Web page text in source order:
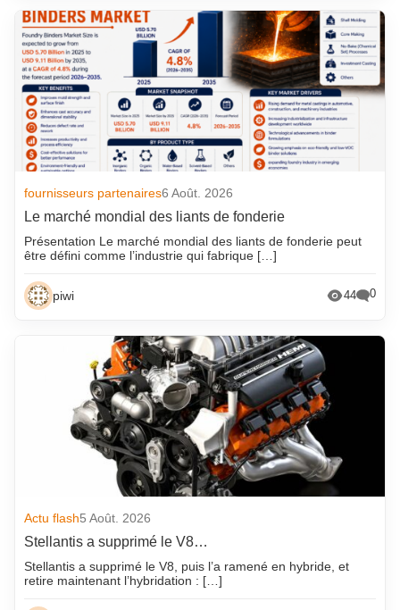
fournisseurs partenaires6 Août. 2026
Le marché mondial des liants de fonderie
Présentation Le marché mondial des liants de fonderie peut
être défini comme l’industrie qui fabrique […]
piwi 44 0
Actu flash5 Août. 2026
Stellantis a supprimé le V8…
Stellantis a supprimé le V8, puis l’a ramené en hybride, et
retire maintenant l’hybridation : […]